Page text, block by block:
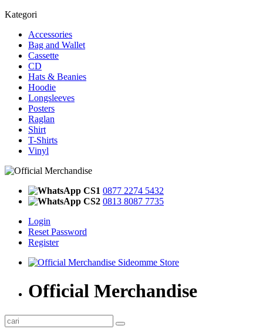
Kategori
Accessories
Bag and Wallet
Cassette
CD
Hats & Beanies
Hoodie
Longsleeves
Posters
Raglan
Shirt
T-Shirts
Vinyl
CS1 0877 2274 5432
CS2 0813 8087 7735
Login
Reset Password
Register
Official Merchandise